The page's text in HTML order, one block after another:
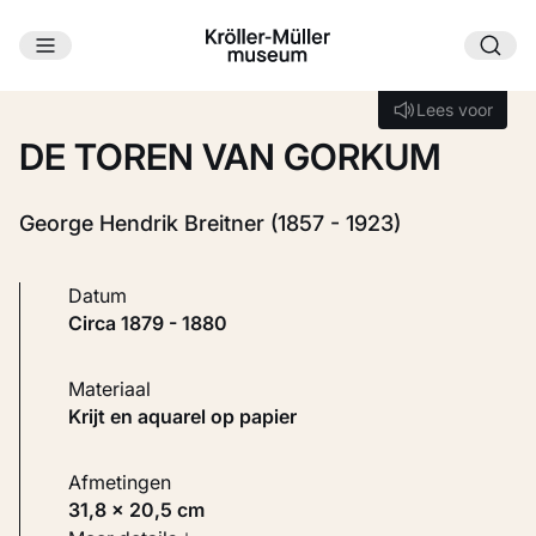
Ga naar hoofdinhoud
Lees voor
Lees voor
DE TOREN VAN GORKUM
George Hendrik Breitner (1857 - 1923)
Datum
circa 1879 - 1880
Materiaal
Krijt en aquarel op papier
Afmetingen
31,8 × 20,5 cm